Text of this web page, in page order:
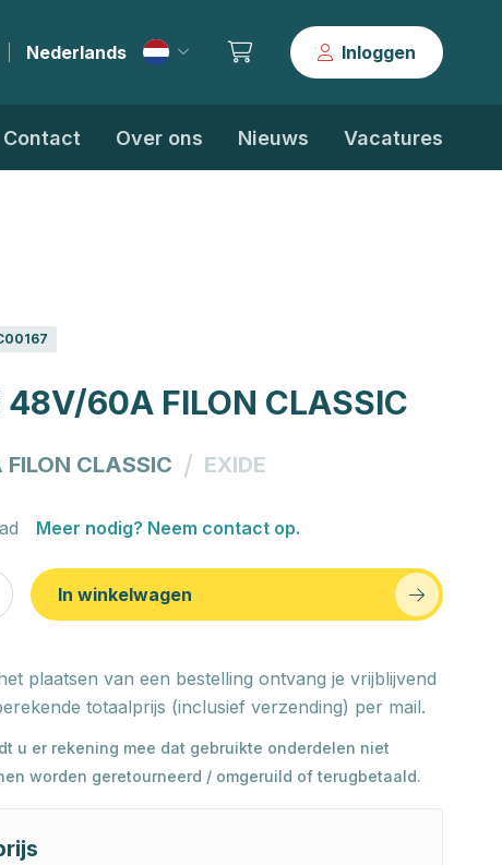
| Nederlands Inloggen
Contact Over ons Nieuws Vacatures
48V/60A FILON CLASSIC
CLASSIC / EXIDE
Meer nodig? Neem contact op.
In winkelwagen
plaatsen van een bestelling ontvang je vrijblijvend
totaalprijs (inclusief verzending) per mail.
u er rekening mee dat gebruikte onderdelen niet
worden geretourneerd / omgeruild of terugbetaald.